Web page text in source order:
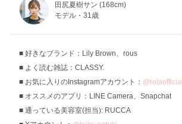
田尻夏樹サン (168cm)
モデル・31歳
好きなブランド：Lily Brown、rous
よく読む雑誌：CLASSY.
お気に入りのInstagramアカウント： @rolaofficial
オススメのアプリ：LINE Camera、Snapchat
通っている美容室(担当): RUCCA